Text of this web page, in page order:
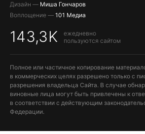
Дизайн — Миша Гончаров
Воплощение — 101 Медиа
143,3K
ежедневно
пользуются сайтом
Полное или частичное копирование
в коммерческих целях разрешено только с
разрешения владельца Сайта. В случае
виновные лица могут быть привлечены к
в соответствии с действующим
Федерации.